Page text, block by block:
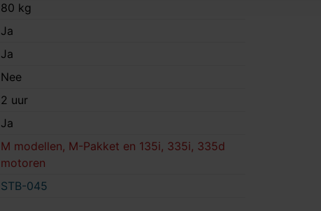
80 kg
Ja
Ja
Nee
2 uur
Ja
M modellen, M-Pakket en 135i, 335i, 335d
motoren
STB-045